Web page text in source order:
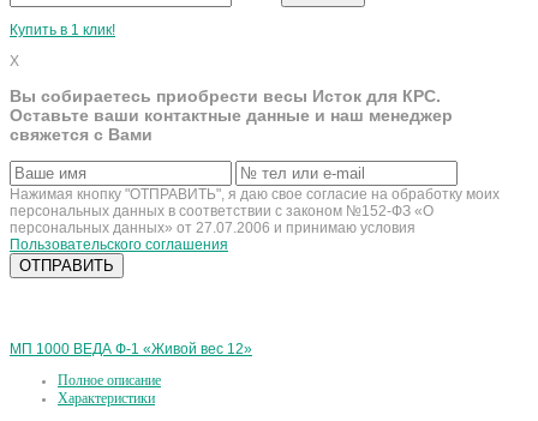
Купить в 1 клик!
X
Вы собираетесь приобрести весы Исток для КРС.
Оставьте ваши контактные данные и наш менеджер
свяжется с Вами
Нажимая кнопку "ОТПРАВИТЬ", я даю свое согласие на обработку моих
персональных данных в соответствии с законом №152-ФЗ «О
персональных данных» от 27.07.2006 и принимаю условия
Пользовательского соглашения
МП 1000 ВЕДА Ф-1 «Живой вес 12»
Полное описание
Характеристики